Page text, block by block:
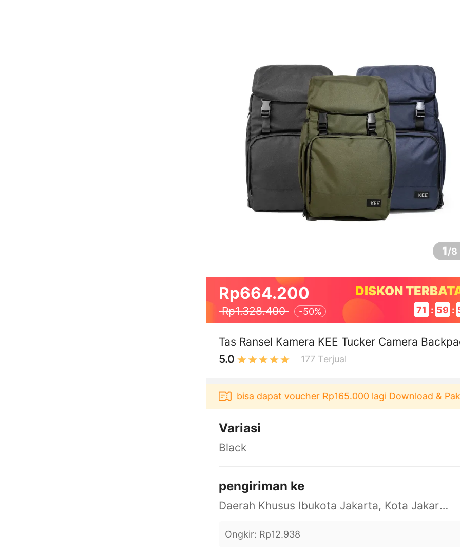
1/8
Rp664.200
Rp1.328.400 -50%
DISKON
71 : 59 :
Tas Ransel Kamera KEE Tucker Camera
5.0
177 Terjual
Pengguna baru berbelanja di aplikasi Akulaku bisa dapat voucher Rp165.000 lagi Download & Pakai！
Variasi
Black
pengiriman ke
Daerah Khusus Ibukota Jakarta, Kota Jakarta Barat, Cengkareng, yy
Ongkir: Rp12.938